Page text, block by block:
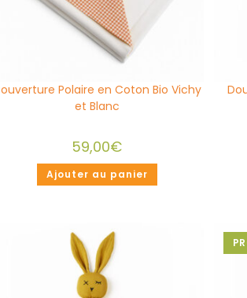
Polaire en Coton Bio Vichy
et Blanc
59,00€
Ajouter au panier